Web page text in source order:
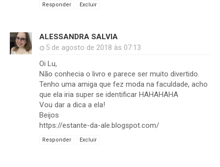
Responder Excluir
ALESSANDRA SALVIA
5 de agosto de 2018 às 07:13
Oi Lu,
Não conhecia o livro e parece ser muito divertido.
Tenho uma amiga que fez moda na faculdade, acho
que ela iria super se identificar HAHAHAHA
Vou dar a dica a ela!
Beijos
https://estante-da-ale.blogspot.com/
Responder Excluir